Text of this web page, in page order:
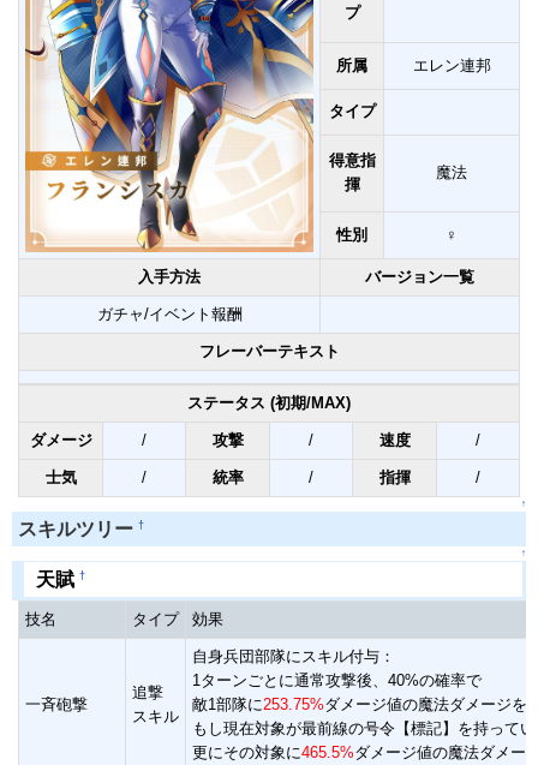
プ
所属 エレン連邦
タイプ
得意指
揮
魔法
性別 ♀
入手方法 バージョン一覧
ガチャ/イベント報酬
フレーバーテキスト
ステータス (初期/MAX)
ダメージ / 攻撃 / 速度 /
士気 / 統率 / 指揮 /
↑
スキルツリー †
↑
天賦 †
技名 タイプ 効果
一斉砲撃
追撃
スキル
自身兵団部隊にスキル付与：
1ターンごとに通常攻撃後、40%の確率で
敵1部隊に253.75%ダメージ値の魔法ダメージを
もし現在対象が最前線の号令【標記】を持って
更にその対象に465.5%ダメージ値の魔法ダメー